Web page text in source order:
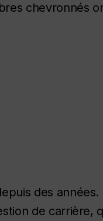
chevronnés
des années.
de carrière,